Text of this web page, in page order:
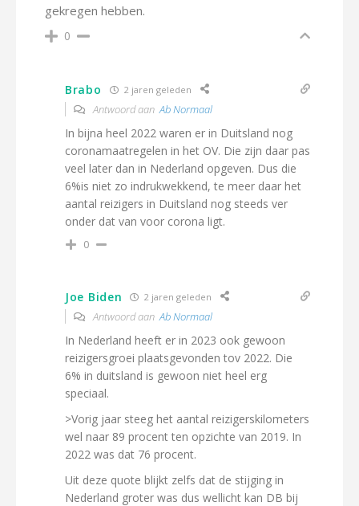
gekregen hebben.
0
Brabo 2 jaren geleden
Antwoord aanAb Normaal
In bijna heel 2022 waren er in Duitsland nog
coronamaatregelen in het OV. Die zijn daar pas
veel later dan in Nederland opgeven. Dus die
6%is niet zo indrukwekkend, te meer daar het
aantal reizigers in Duitsland nog steeds ver
onder dat van voor corona ligt.
0
Joe Biden 2 jaren geleden
Antwoord aanAb Normaal
In Nederland heeft er in 2023 ook gewoon
reizigersgroei plaatsgevonden tov 2022. Die
6% in duitsland is gewoon niet heel erg
speciaal.
>Vorig jaar steeg het aantal reizigerskilometers
wel naar 89 procent ten opzichte van 2019. In
2022 was dat 76 procent.
Uit deze quote blijkt zelfs dat de stijging in
Nederland groter was dus wellicht kan DB bij